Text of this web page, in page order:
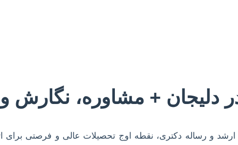
در دلیجان + مشاوره،
ارشد و رساله دکتری، نقطه اوج تحصیلات عالی و فرصتی